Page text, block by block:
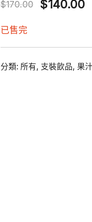
$170.00
Original
$140.00
已售完
分類: 所有, 支裝飲品, 果